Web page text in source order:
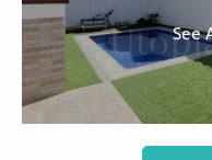
See